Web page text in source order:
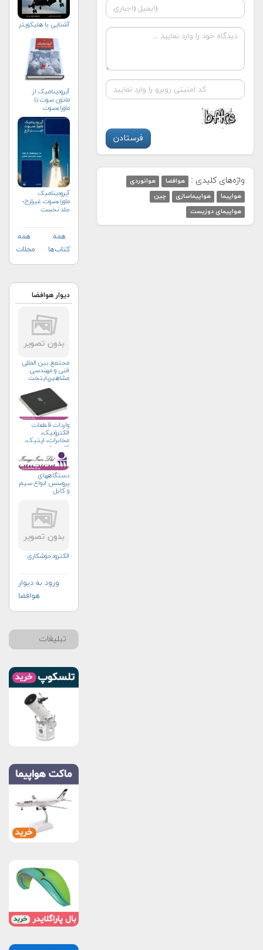
واژه‌های کلیدی : هوافضا
هوانوردی
هواپیما
هواپیماسازی
چین
هواپیمای دوزیست
آشنایی با هلیكوپتر
آیرودینامیک از
مادون صوت تا
ماوراءصوت
آیرودینامیک
ماوراءصوت غیرلزج-
جلد نخست
همه
کتاب‌ها
همه
مجلات
دیوار هوافضا
مجتمع بین المللی
فنی و مهندسی
مشاهیرپایتخت
واردات قطعات
الکترونیک،
مخابرات، اپتیک،
کامپیوتر
دستگاههای
پروسس انواع سیم
و کابل
الکترودجوشکاری
ورود به دیوار
هوافضا
تبلیغات